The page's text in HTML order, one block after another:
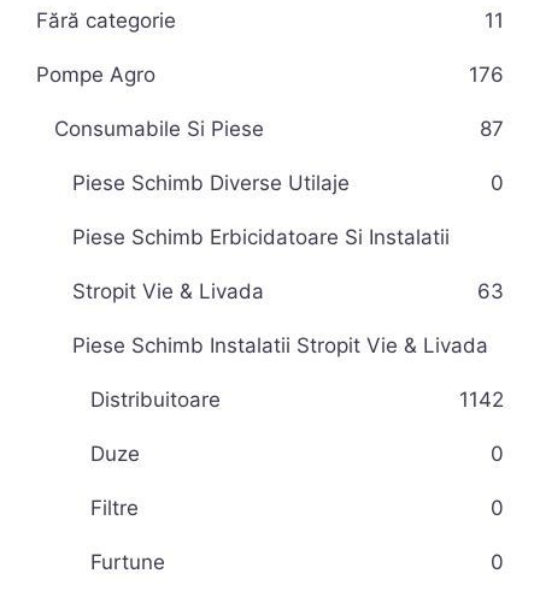
Fără categorie 11
Pompe Agro 176
Consumabile Si Piese 87
Piese Schimb Diverse Utilaje 0
Piese Schimb Erbicidatoare Si Instalatii
Stropit Vie & Livada 63
Piese Schimb Instalatii Stropit Vie & Livada
42
Distribuitoare 11
Duze 0
Filtre 0
Furtune 0